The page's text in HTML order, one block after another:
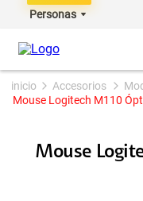
Personas
accesorios
Mouse Logitech M110
Mouse